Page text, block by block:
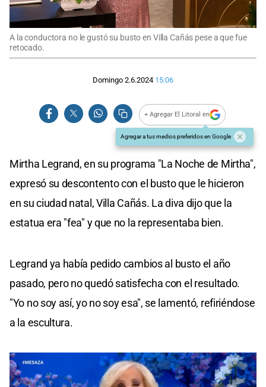
A la conductora no le gustó su busto en Villa Cañás pese a que fue
retocado.
Domingo 2.6.2024 15:06
+ Agregar El Litoral en
Agregar a tus medios preferidos en Google
Mirtha Legrand, en su programa "La Noche de Mirtha",
expresó su descontento con el busto que le hicieron
en su ciudad natal, Villa Cañás. La diva dijo que la
estatua era "fea" y que no la representaba bien.
Legrand ya había pedido cambios al busto el año
pasado, pero no quedó satisfecha con el resultado.
"Yo no soy así, yo no soy esa", se lamentó, refiriéndose
a la escultura.